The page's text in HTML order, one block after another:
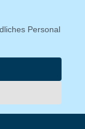
Personal